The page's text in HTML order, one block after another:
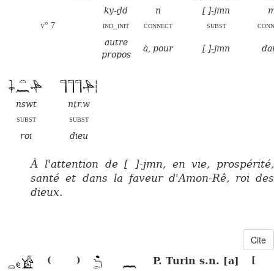
ky-ḏd n [ ]-jmn
v° 7 ind_init connect subst
autre
propos
à, pour [ ]-jmn
nswt nṯr.w
subst subst
roi dieu
À l'attention de [ ]-jmn, en vie, prospérité,
santé et dans la faveur d'Amon-Rê, roi des
dieux.
Cite
( ) P. Turin s.n. [a] [